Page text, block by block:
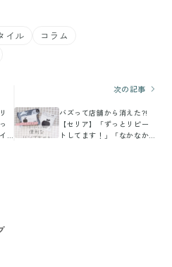
イル
コラム
次の記事
バズって店舗から消えた?!
【セリア】「ずっとリピー
トしてます！」「なかなか